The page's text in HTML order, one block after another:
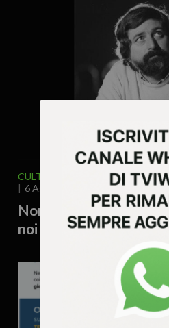
CULTURA ARTE
MUSICA &
6 Agosto 2026 - 12.06
Non è morto solo
noi che se ne va